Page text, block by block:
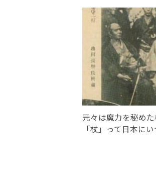
元々は魔力を秘めた
「杖」って日本に